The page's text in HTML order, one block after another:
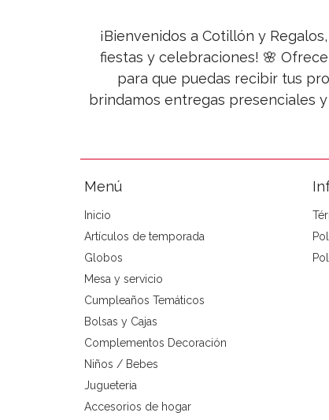
¡Bienvenidos a Cotillón y
fiestas y celebraciones! 🌸
para que puedas recibir tus
brindamos entregas presenciales y
Menú
Inicio
Artículos de temporada
Globos
Mesa y servicio
Cumpleaños Temáticos
Bolsas y Cajas
Complementos Decoración
Niños / Bebes
Jugueteria
Accesorios de hogar